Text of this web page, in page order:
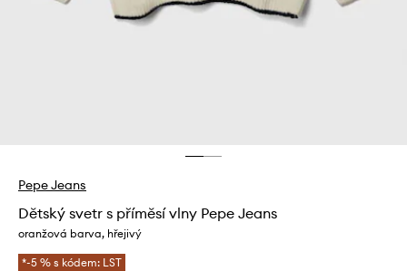
Pepe Jeans
Dětský svetr s příměsí vlny Pepe Jeans
oranžová barva, hřejivý
*-5 % s kódem: LST